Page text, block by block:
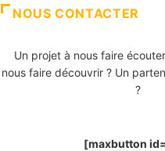
NOUS CONTACTER
Un projet à nous faire
nous faire découvrir ? Un
?
[maxbutton